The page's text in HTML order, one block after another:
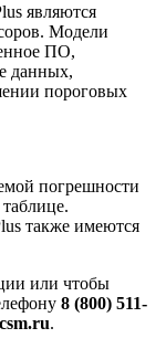
являются
Модели
ПО,
данных,
пороговых
погрешности
также имеются
или чтобы
8 (800) 511-
.